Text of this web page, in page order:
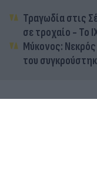
Τραγωδία στις
σε τροχαίο - Το
Μύκονος:
του